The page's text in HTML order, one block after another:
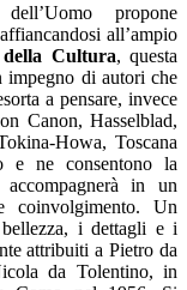
propone
all’ampio
Cultura, questa
impegno di autori che
a pensare, invece
Canon, Hasselblad,
Howa, Toscana
e ne consentono la
in un
coinvolgimento. Un
bellezza, i dettagli e i
attribuiti a Pietro da
da Tolentino, in